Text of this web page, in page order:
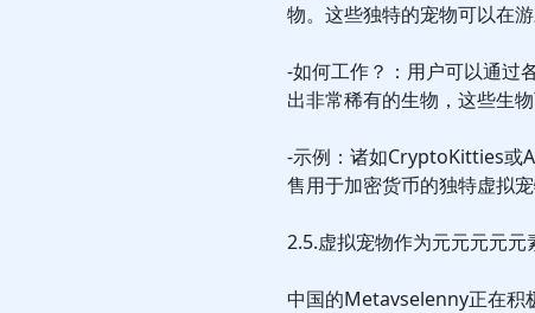
物。这些独特的宠物可以在
-如何工作？：用户可以通过
出非常稀有的生物，这些生物
-示例：诸如CryptoKitties或
售用于加密货币的独特虚拟宠
2.5.虚拟宠物作为元元元元元
中国的Metavselenny正在积